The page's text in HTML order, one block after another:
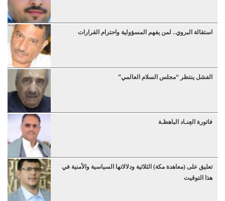
استقالة البروي.. لمن يفهم المسؤولية واحترام القرارات
الفشل ينتظر “مجلس السلام العالمي”
فاتورة العِنـاد الباهظـة
تعليق على (معاهدة مكة) الثلاثية ودلالاتها السياسية والأمنية في
هذا التوقيت